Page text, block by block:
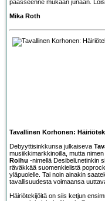
päässeenne mukaan junaan.
Mika Roth
Tavallinen Korhonen:
Debyyttisinkkunsa julkaiseva
musiikkimarkkinoilla, mutta
Roihu -nimellä Desibeli.netinkin
räväkkää suomenkielistä
yläpuolelle. Tai noin ainakin
tavallisuudesta voimaansa
Häiriötekijöitä on siis ketjun